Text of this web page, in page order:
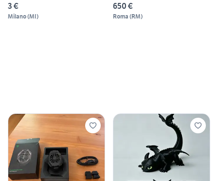
3 €
Milano(MI)
650 €
Roma (RM)